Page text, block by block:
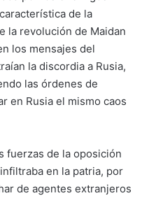
de la
la revolución de Maidan
los mensajes del
la discordia a Rusia,
las órdenes de
en Rusia el mismo caos
fuerzas de la oposición
en la patria, por
de agentes extranjeros